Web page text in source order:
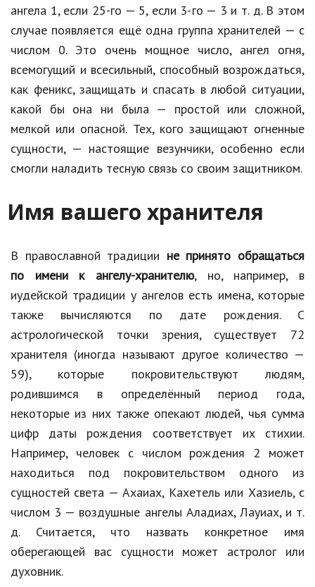
ангела 1, если 25-го — 5, если 3-го — 3 и т. д. В этом
случае появляется ещё одна группа хранителей — с
числом 0. Это очень мощное число, ангел огня,
всемогущий и всесильный, способный возрождаться,
как феникс, защищать и спасать в любой ситуации,
какой бы она ни была — простой или сложной,
мелкой или опасной. Тех, кого защищают огненные
сущности, — настоящие везунчики, особенно если
смогли наладить тесную связь со своим защитником.
Имя вашего хранителя
В православной традиции не принято обращаться
по имени к ангелу-хранителю, но, например, в
иудейской традиции у ангелов есть имена, которые
также вычисляются по дате рождения. С
астрологической точки зрения, существует 72
хранителя (иногда называют другое количество —
59), которые покровительствуют людям,
родившимся в определённый период года,
некоторые из них также опекают людей, чья сумма
цифр даты рождения соответствует их стихии.
Например, человек с числом рождения 2 может
находиться под покровительством одного из
сущностей света — Ахаиах, Кахетель или Хазиель, с
числом 3 — воздушные ангелы Аладиах, Лауиах, и т.
д. Считается, что назвать конкретное имя
оберегающей вас сущности может астролог или
духовник.